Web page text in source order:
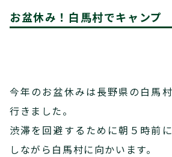
お盆休み！白馬村でキャンプ
今年のお盆休みは長野県の白馬
行きました。
渋滞を回避するために朝５時前
しながら白馬村に向かいます。